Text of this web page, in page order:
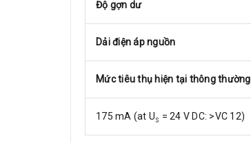
Độ gợn dư
Dải điện áp nguồn
Mức tiêu thụ hiện tại thông thường
175 mA (at U S = 24 V DC: >VC 12)